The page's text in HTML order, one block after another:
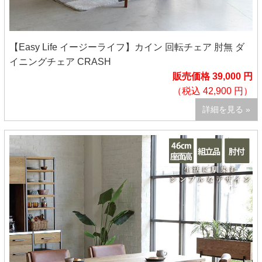
【Easy Life イージーライフ】カイン 回転チェア 肘無 ダ
イニングチェア CRASH
販売価格 39,000 円
（税込 42,900 円）
詳細を見る »